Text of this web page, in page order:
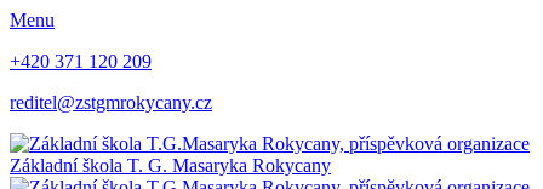
Menu
+420 371 120 209
reditel@zstgmrokycany.cz
Základní škola T. G. Masaryka Rokycany